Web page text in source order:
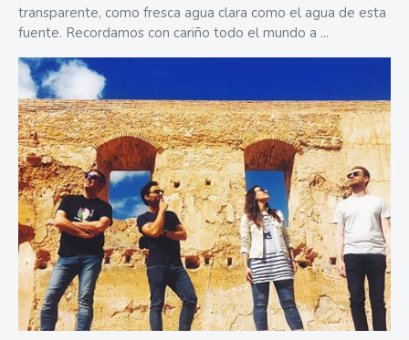
transparente, como fresca agua clara como el agua de esta
fuente. Recordamos con cariño todo el mundo a ...